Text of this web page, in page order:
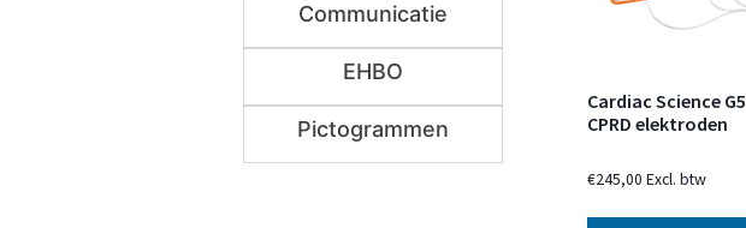
Communicatie
EHBO
Pictogrammen
Cardiac Science G5
CPRD elektroden
€245,00 Excl. btw